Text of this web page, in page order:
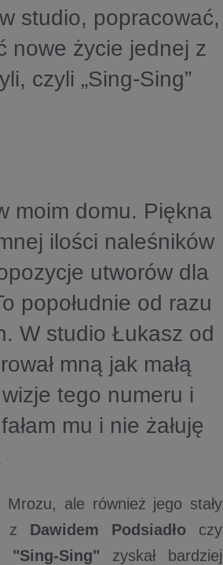
studio, popracować,
nowe życie jednej z
czyli „Sing-Sing”
moim domu. Piękna
ilości naleśników
utworów dla
popołudnie od razu
W studio Łukasz od
mną jak małą
tego numeru i
mu i nie żałuję
ale również jego stały
z Dawidem Podsiadło czy
"Sing-Sing" zyskał bardziej